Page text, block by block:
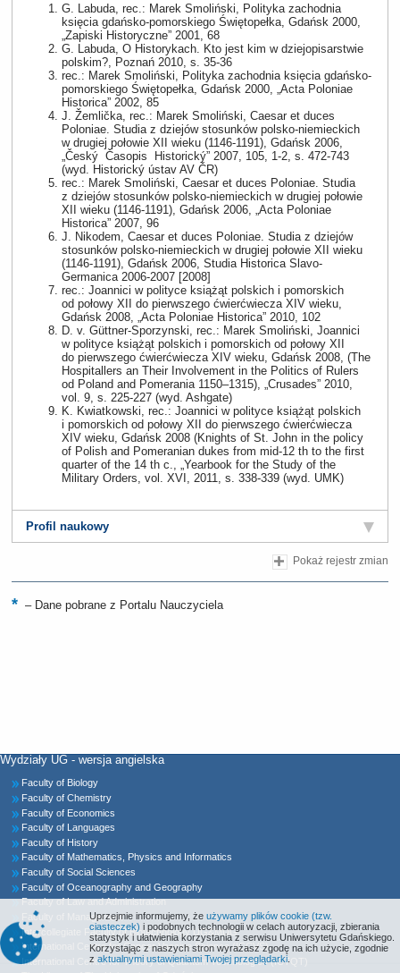
G. Labuda, rec.: Marek Smoliński, Polityka zachodnia
księcia gdańsko-pomorskiego Świętopełka, Gdańsk 2000,
„Zapiski Historyczne” 2001, 68
G. Labuda, O Historykach. Kto jest kim w dziejopisarstwie
polskim?, Poznań 2010, s. 35-36
rec.: Marek Smoliński, Polityka zachodnia księcia gdańsko-
pomorskiego Świętopełka, Gdańsk 2000, „Acta Poloniae
Historica” 2002, 85
J. Žemlička, rec.: Marek Smoliński, Caesar et duces
Poloniae. Studia z dziejów stosunków polsko-niemieckich
w drugiej połowie XII wieku (1146-1191), Gdańsk 2006,
„Český Časopis Historický” 2007, 105, 1-2, s. 472-743
(wyd. Historický ústav AV ČR)
rec.: Marek Smoliński, Caesar et duces Poloniae. Studia
z dziejów stosunków polsko-niemieckich w drugiej połowie
XII wieku (1146-1191), Gdańsk 2006, „Acta Poloniae
Historica” 2007, 96
J. Nikodem, Caesar et duces Poloniae. Studia z dziejów
stosunków polsko-niemieckich w drugiej połowie XII wieku
(1146-1191), Gdańsk 2006, Studia Historica Slavo-
Germanica 2006-2007 [2008]
rec.: Joannici w polityce książąt polskich i pomorskich
od połowy XII do pierwszego ćwierćwiecza XIV wieku,
Gdańsk 2008, „Acta Poloniae Historica” 2010, 102
D. v. Güttner-Sporzynski, rec.: Marek Smoliński, Joannici
w polityce książąt polskich i pomorskich od połowy XII
do pierwszego ćwierćwiecza XIV wieku, Gdańsk 2008, (The
Hospitallers an Their Involvement in the Politics of Rulers
od Poland and Pomerania 1150–1315), „Crusades” 2010,
vol. 9, s. 225-227 (wyd. Ashgate)
K. Kwiatkowski, rec.: Joannici w polityce książąt polskich
i pomorskich od połowy XII do pierwszego ćwierćwiecza
XIV wieku, Gdańsk 2008 (Knights of St. John in the policy
of Polish and Pomeranian dukes from mid-12 th to the first
quarter of the 14 th c., „Yearbook for the Study of the
Military Orders, vol. XVI, 2011, s. 338-339 (wyd. UMK)
Profil naukowy
Pokaż rejestr zmian
–Dane pobrane z Portalu Nauczyciela
Wydziały UG - wersja angielska
Faculty of Biology
Faculty of Chemistry
Faculty of Economics
Faculty of Languages
Faculty of History
Faculty of Mathematics, Physics and Informatics
Faculty of Social Sciences
Faculty of Oceanography and Geography
Faculty of Law and Administration
Faculty of Management
Intercollegiate Faculty of Biotechnology UG&MUG
International Centre for Cancer Vaccine Science (ICCVS)
International Centre for Theory of Quantum Technologies (ICTQT)
Uprzejmie informujemy, że używamy plików cookie (tzw.
ciasteczek) i podobnych technologii w celach autoryzacji, zbierania
statystyk i ułatwienia korzystania z serwisu Uniwersytetu Gdańskiego.
Korzystając z naszych stron wyrażasz zgodę na ich użycie, zgodnie
z aktualnymi ustawieniami Twojej przeglądarki